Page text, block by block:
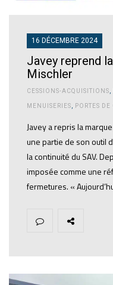
16 DÉCEMBRE 2024
Javey reprend
Mischler
CESSIONS-ACQUISITIONS
MENUISERIES PORTES
Javey a repris la
une partie de son outil
la continuité du SAV.
imposée comme une
fermetures. «